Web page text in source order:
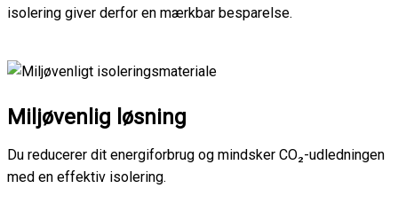
isolering giver derfor en mærkbar besparelse.
Miljøvenlig løsning
Du reducerer dit energiforbrug og mindsker CO₂-udledningen
med en effektiv isolering.